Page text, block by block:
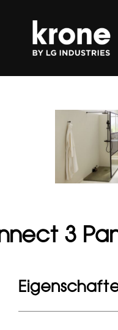
3